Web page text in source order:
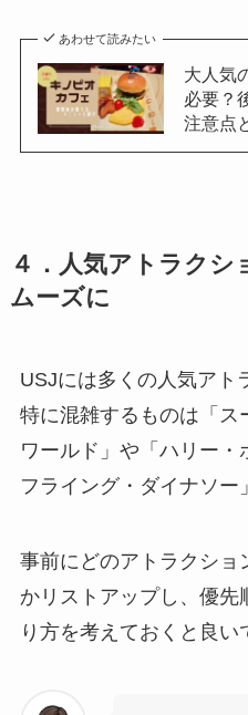
あわせて読みたい
大人気
必要？
注意点
４．人気アトラクシ
ムーズに
USJには多くの人気アト
特に混雑するものは「ス
ワールド」や「ハリー・
フライング・ダイナソー
事前にどのアトラクショ
かリストアップし、優先
り方を考えておくと良い